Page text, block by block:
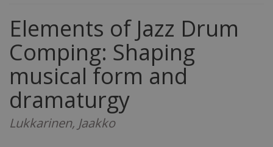
Elements of Jazz Drum
Comping: Shaping
musical form and
dramaturgy
Lukkarinen, Jaakko